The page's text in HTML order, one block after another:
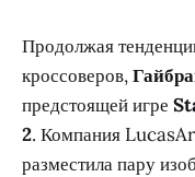
Продолжая
кроссоверов,
предстоящей игре
2. Компания
разместила пару